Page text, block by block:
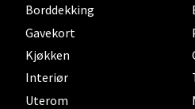
Borddekking
Gavekort
Kjøkken
Interiør
UteromStrømmen - Thon